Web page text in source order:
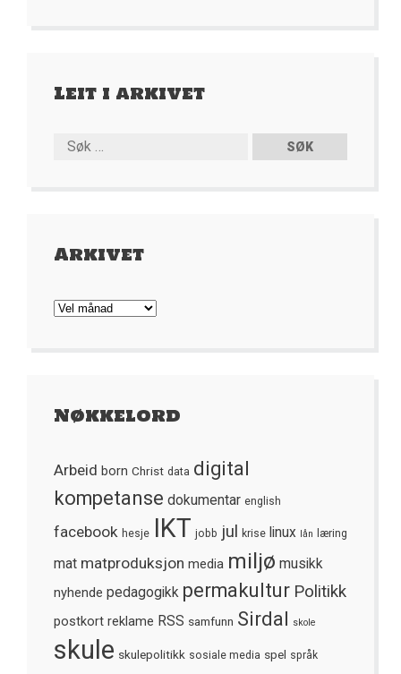
Leit i arkivet
Arkivet
Arkivet
Nøkkelord
Arbeid born Christ data digital
kompetanse dokumentar english
facebook hesje IKT jobb jul krise linux lån læring
mat matproduksjon media miljø musikk
nyhende pedagogikk permakultur Politikk
postkort reklame RSS samfunn Sirdal skole
skule skulepolitikk sosiale media spel språk